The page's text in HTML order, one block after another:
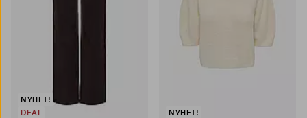
NYHET!
DEAL
NYHET!